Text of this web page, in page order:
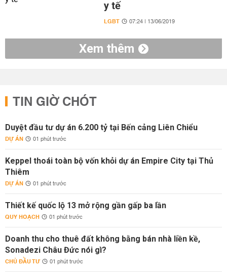
y tế
LGBT 07:24 | 13/06/2019
Xem thêm
TIN GIỜ CHÓT
Duyệt đầu tư dự án 6.200 tỷ tại Bến cảng Liên Chiểu
DỰ ÁN 01 phút trước
Keppel thoái toàn bộ vốn khỏi dự án Empire City tại Thủ
Thiêm
DỰ ÁN 01 phút trước
Thiết kế quốc lộ 13 mở rộng gần gấp ba lần
QUY HOẠCH 01 phút trước
Doanh thu cho thuê đất không bằng bán nhà liền kề,
Sonadezi Châu Đức nói gì?
CHỦ ĐẦU TƯ 01 phút trước